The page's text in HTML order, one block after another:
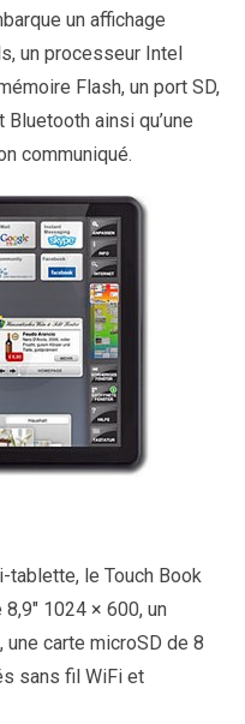
un affichage
un processeur Intel
Flash, un port SD,
ainsi qu’une
communiqué.
tablette, le Touch Book
1024 × 600, un
carte microSD de 8
sans fil WiFi et